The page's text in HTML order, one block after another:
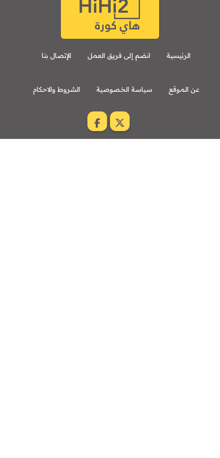
الرئيسية انضم إلى فريق العمل الإتصال بنا
عن الموقع سياسة الخصوصية الشروط والاحكام